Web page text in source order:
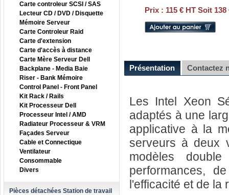
Carte controleur SCSI / SAS
Lecteur CD / DVD / Disquette
Mémoire Serveur
Carte Controleur Raid
Carte d'extension
Carte d'accès à distance
Carte Mère Serveur Dell
Backplane - Media Baie
Riser - Bank Mémoire
Control Panel - Front Panel
Kit Rack / Rails
Kit Processeur Dell
Processeur Intel / AMD
Radiateur Processeur & VRM
Façades Serveur
Cable et Connectique
Ventilateur
Consommable
Divers
Pièces détachées Station de travail
Prix : 115 € HT Soit 138
Présentation Contactez
Les Intel Xeon
adaptés à une
applicative à la
serveurs à deux
modèles
performances,
l'efficacité et de la